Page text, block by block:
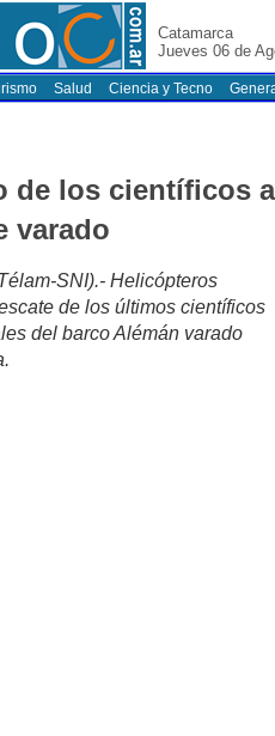
Catamarca
Jueves 06 de
Salud Ciencia y Tecno
de los científicos a
varado
SNI).- Helicópteros
de los últimos científicos
del barco Alémán varado